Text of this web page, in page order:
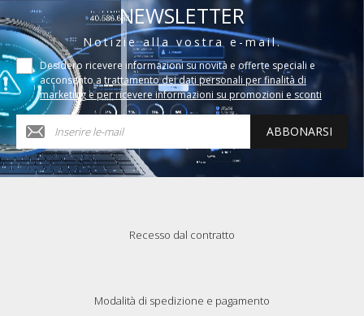
NEWSLETTER
Notizie alla vostra e-mail.
Desidero ricevere informazioni su novità e offerte speciali e
acconsento a trattamento dei dati personali per finalità di
marketing e per ricevere informazioni su promozioni e sconti
ABBONARSI
Recesso dal contratto
Modalità di spedizione e pagamento